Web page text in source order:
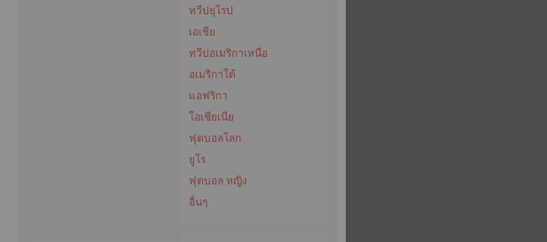
ทวีปยุโรป
เอเชีย
ทวีปอเมริกาเหนือ
อเมริกาใต้
แอฟริกา
โอเชียเนีย
ฟุตบอลโลก
ยูโร
ฟุตบอล หญิง
อื่นๆ